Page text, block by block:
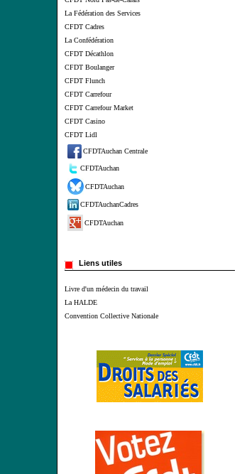
La Fédération des Services
CFDT Cadres
La Confédération
CFDT Décathlon
CFDT Boulanger
CFDT Flunch
CFDT Carrefour
CFDT Carrefour Market
CFDT Casino
CFDT Lidl
CFDTAuchan Centrale
CFDTAuchan
CFDTAuchan
CFDTAuchanCadres
CFDTAuchan
Liens utiles
Livre d'un médecin du travail
La HALDE
Convention Collective Nationale